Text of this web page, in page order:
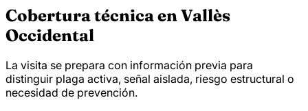
Cobertura técnica en Vallès
Occidental
La visita se prepara con información previa para
distinguir plaga activa, señal aislada, riesgo estructural o
necesidad de prevención.